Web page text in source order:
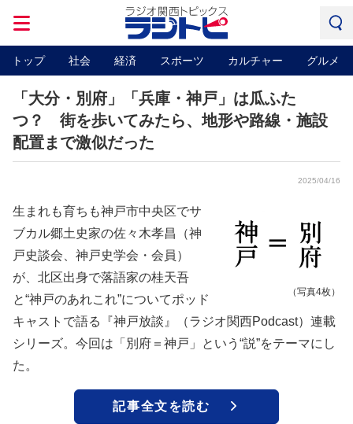
トップ 社会 経済 スポーツ カルチャー グルメ
「大分・別府」「兵庫・神戸」は瓜ふた
つ？ 街を歩いてみたら、地形や路線・施設
配置まで激似だった
2025/04/16
（写真4枚）
生まれも育ちも神戸市中央区でサ
ブカル郷土史家の佐々木孝昌（神
戸史談会、神戸史学会・会員）
が、北区出身で落語家の桂天吾
と“神戸のあれこれ”についてポッド
キャストで語る『神戸放談』（ラジオ関西Podcast）連載
シリーズ。今回は「別府＝神戸」という“説”をテーマにし
た。
記事全文を読む